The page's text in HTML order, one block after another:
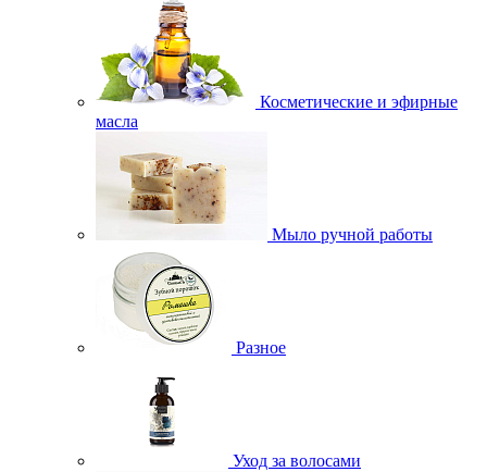
Косметические и эфирные
масла
Мыло ручной работы
Разное
Уход за волосами